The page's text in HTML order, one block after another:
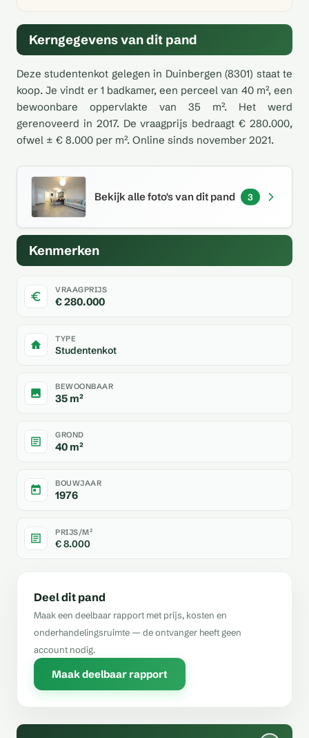
Kerngegevens van dit pand
Deze studentenkot gelegen in Duinbergen (8301) staat te
koop. Je vindt er 1 badkamer, een perceel van 40 m², een
bewoonbare oppervlakte van 35 m². Het werd
gerenoveerd in 2017. De vraagprijs bedraagt € 280.000,
ofwel ± € 8.000 per m². Online sinds november 2021.
Bekijk alle foto's van dit pand 3
Kenmerken
VRAAGPRIJS
€ 280.000
TYPE
Studentenkot
BEWOONBAAR
35 m²
GROND
40 m²
BOUWJAAR
1976
PRIJS/M²
€ 8.000
Deel dit pand
Maak een deelbaar rapport met prijs, kosten en
onderhandelingsruimte — de ontvanger heeft geen
account nodig.
Maak deelbaar rapport